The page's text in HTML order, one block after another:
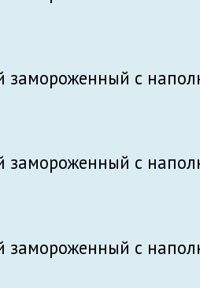
с
замороженный с
замороженный с